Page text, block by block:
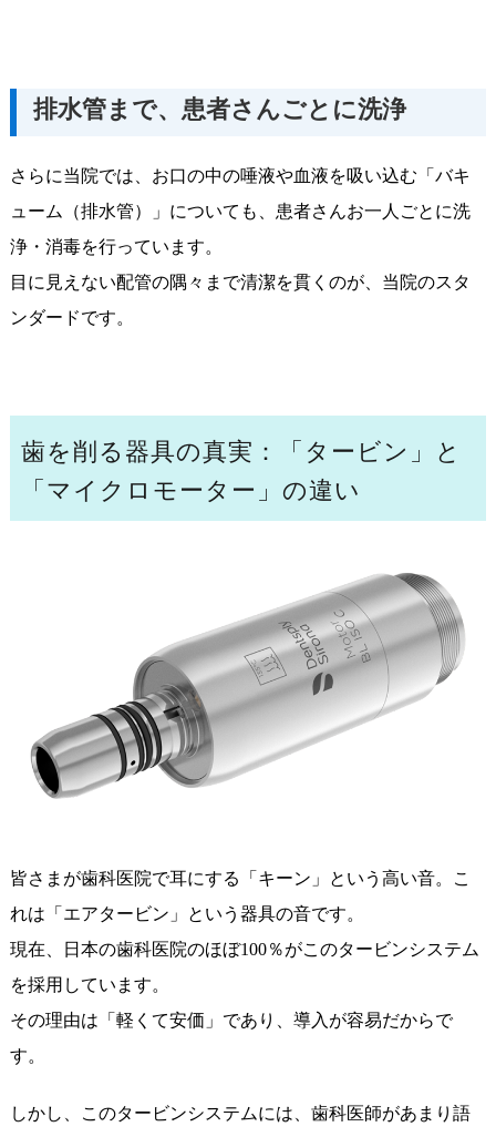
排水管まで、患者さんごとに洗浄
さらに当院では、お口の中の唾液や血液を吸い込む「バキ
ューム（排水管）」についても、患者さんお一人ごとに洗
浄・消毒を行っています。
目に見えない配管の隅々まで清潔を貫くのが、当院のスタ
ンダードです。
歯を削る器具の真実：「タービン」と
「マイクロモーター」の違い
皆さまが歯科医院で耳にする「キーン」という高い音。こ
れは「エアタービン」という器具の音です。
現在、日本の歯科医院のほぼ100％がこのタービンシステム
を採用しています。
その理由は「軽くて安価」であり、導入が容易だからで
す。
しかし、このタービンシステムには、歯科医師があまり語